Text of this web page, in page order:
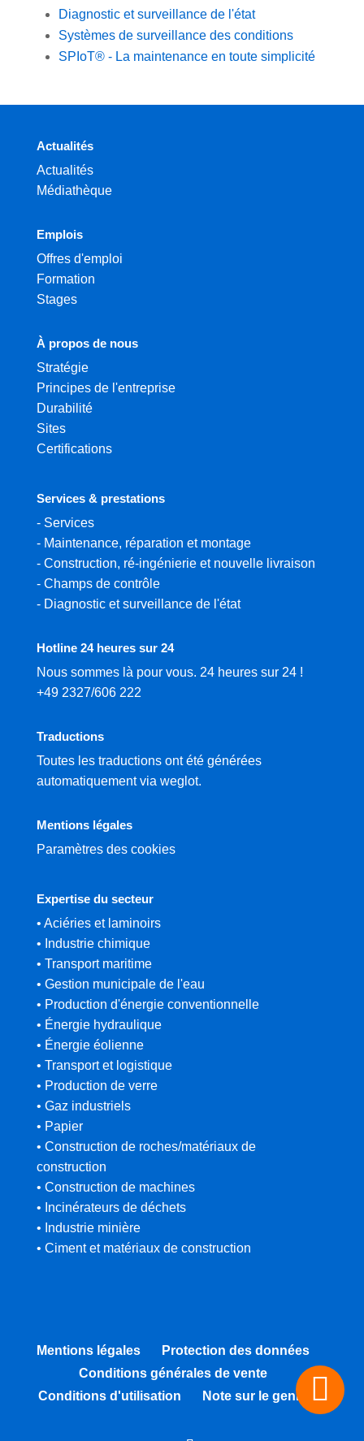
Diagnostic et surveillance de l'état
Systèmes de surveillance des conditions
SPIoT® - La maintenance en toute simplicité
Actualités
Actualités
Médiathèque
Emplois
Offres d'emploi
Formation
Stages
À propos de nous
Stratégie
Principes de l'entreprise
Durabilité
Sites
Certifications
Services & prestations
- Services
- Maintenance, réparation et montage
- Construction, ré-ingénierie et nouvelle livraison
- Champs de contrôle
- Diagnostic et surveillance de l'état
Hotline 24 heures sur 24
Nous sommes là pour vous. 24 heures sur 24 !
+49 2327/606 222
Traductions
Toutes les traductions ont été générées
automatiquement via weglot.
Mentions légales
Paramètres des cookies
Expertise du secteur
• Aciéries et laminoirs
• Industrie chimique
• Transport maritime
• Gestion municipale de l'eau
• Production d'énergie conventionnelle
• Énergie hydraulique
• Énergie éolienne
• Transport et logistique
• Production de verre
• Gaz industriels
• Papier
• Construction de roches/matériaux de
construction
• Construction de machines
• Incinérateurs de déchets
• Industrie minière
• Ciment et matériaux de construction
Mentions légales
Protection des données
Conditions générales de vente
Conditions d'utilisation
Note sur le genre